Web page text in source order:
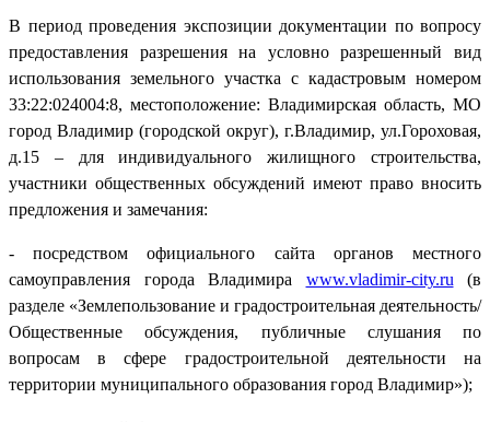
В период проведения экспозиции документации по вопросу
предоставления разрешения на условно разрешенный вид
использования земельного участка с кадастровым номером
33:22:024004:8, местоположение: Владимирская область, МО
город Владимир (городской округ), г.Владимир, ул.Гороховая,
д.15 – для индивидуального жилищного строительства,
участники общественных обсуждений имеют право вносить
предложения и замечания:
- посредством официального сайта органов местного
самоуправления города Владимира www.vladimir-city.ru (в
разделе «Землепользование и градостроительная деятельность/
Общественные обсуждения, публичные слушания по
вопросам в сфере градостроительной деятельности на
территории муниципального образования город Владимир»);